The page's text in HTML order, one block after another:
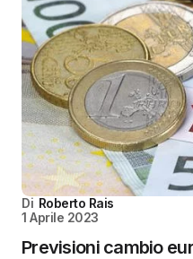
Di Roberto Rais
1 Aprile 2023
Previsioni cambio